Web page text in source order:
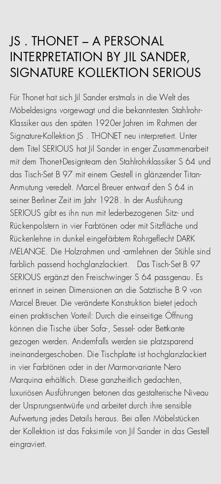
JS . THONET – A PERSONAL
INTERPRETATION BY JIL SANDER,
SIGNATURE KOLLEKTION SERIOUS
Für Thonet hat sich Jil Sander erstmals in die Welt des
Möbeldesigns vorgewagt und die bekanntesten Stahlrohr-
Klassiker aus den späten 1920er Jahren im Rahmen der
Signature-Kollektion JS . THONET neu interpretiert. Unter
dem Titel SERIOUS hat Jil Sander in enger Zusammenarbeit
mit dem Thonet-Designteam den Stahlrohrklassiker S 64 und
das Tisch-Set B 97 mit einem Gestell in glänzender Titan-
Anmutung veredelt. Marcel Breuer entwarf den S 64 in
seiner Berliner Zeit im Jahr 1928. In der Ausführung
SERIOUS gibt es ihn nun mit lederbezogenen Sitz- und
Rückenpolstern in vier Farbtönen oder mit Sitzfläche und
Rückenlehne in dunkel eingefärbtem Rohrgeflecht DARK
MELANGE. Die Holzrahmen und -armlehnen der Stühle sind
farblich passend hochglanzlackiert. Das Tisch-Set B 97
SERIOUS ergänzt den Freischwinger S 64 passgenau. Es
erinnert in seinen Dimensionen an die Satztische B 9 von
Marcel Breuer. Die veränderte Konstruktion bietet jedoch
einen praktischen Vorteil: Durch die einseitige Öffnung
können die Tische über Sofa-, Sessel- oder Bettkante
gezogen werden. Andernfalls werden sie platzsparend
ineinandergeschoben. Die Tischplatte ist hochglanzlackiert
in vier Farbtönen oder in der Marmorvariante Nero
Marquina erhältlich. Diese ganzheitlich gedachten,
luxuriösen Ausführungen betonen das gestalterische Niveau
der Ursprungsentwürfe und arbeitet durch ihre sensible
Aufwertung jedes Details heraus. Bei allen Möbelstücken
der Kollektion ist das Faksimile von Jil Sander in das Gestell
eingraviert.